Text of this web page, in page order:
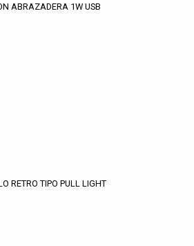
ABRAZADERA 1W USB
RETRO TIPO PULL LIGHT